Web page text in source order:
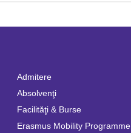
Admitere
Absolvenţi
Facilităţi & Burse
Erasmus Mobility Programme